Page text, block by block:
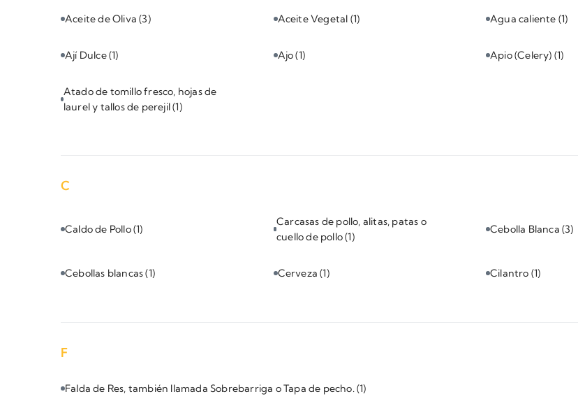
Aceite de Oliva(3) Aceite Vegetal (1) Agua caliente (1)
Ají Dulce(1) Ajo(1) Apio (Celery) (1)
Atado de tomillo fresco, hojas de
laurel y tallos de perejil(1)
C
Caldo de Pollo(1)
Carcasas de pollo, alitas, patas o
cuello de pollo(1)
Cebolla Blanca (3)
Cebollas blancas(1) Cerveza(1) Cilantro (1)
F
Falda de Res, también llamada Sobrebarriga o Tapa de pecho.(1)